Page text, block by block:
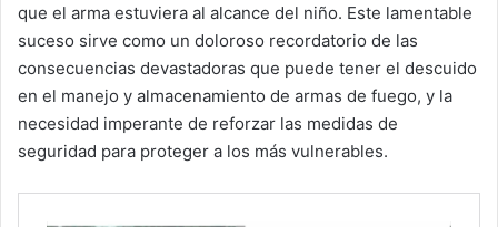
que el arma estuviera al alcance del niño. Este lamentable
suceso sirve como un doloroso recordatorio de las
consecuencias devastadoras que puede tener el descuido
en el manejo y almacenamiento de armas de fuego, y la
necesidad imperante de reforzar las medidas de
seguridad para proteger a los más vulnerables.